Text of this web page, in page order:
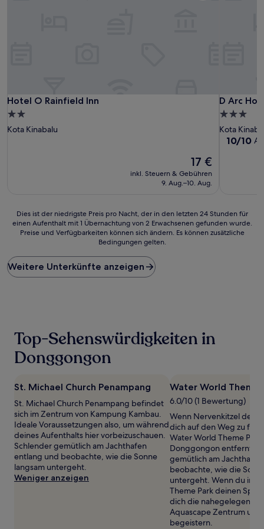
Hotel O Rainfield Inn
Hotel O Rainfield Inn
2.0-
Sterne-
Kota Kinabalu
Der
Preis
beträgt
17 €
inkl. Steuern & Gebühren
9. Aug.–10. Aug.
D Arc
D Arc
3.0-
Sterne-
Kota
10.0
10/10
Dies
ist
Preis
pro
Nacht,
24 Stunden
einen
Aufenthalt
1 Übernachtung
2 Erwachsenen
gefunden
wurde.
Preise
und
Verfügbarkeiten
können
sich
Dies ist der niedrigste Preis pro Nacht, der in den letzten 24 Stunden für
einen Aufenthalt mit 1 Übernachtung von 2 Erwachsenen gefunden wurde.
Preise und Verfügbarkeiten können sich ändern. Es können zusätzliche
Bedingungen gelten.
Weitere Unterkünfte anzeigen
Top-Sehenswürdigkeiten in
Donggongon
St. Michael Church Penampang
St. Michael Church Penampang befindet
sich im Zentrum von Kampung Kambau.
Ideale Voraussetzungen also, um während
deines Aufenthalts hier vorbeizuschauen.
Schlender gemütlich am Jachthafen
entlang und beobachte, wie die Sonne
langsam untergeht.
Weniger anzeigen
Water World Theme
6.0/10 (1 Bewertung)
Wenn Nervenkitzel dein
dich auf den Weg zu
Water World Theme
Donggongon entfernt.
gemütlich am
beobachte, wie die
untergeht. Wenn du in
Theme Park deinen
dich die nahegelegenen
Aquascape Zentrum und
begeistern.